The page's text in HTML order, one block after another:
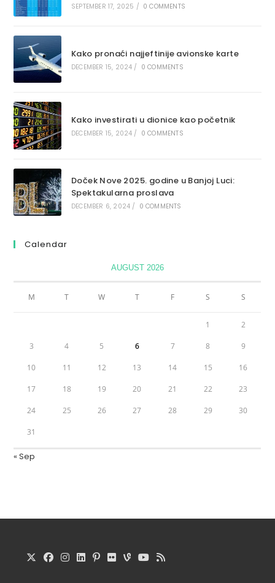
SEPTEMBER 17, 2025 / 0 COMMENTS
Kako pronaći najjeftinije avionske karte
DECEMBER 15, 2024 / 0 COMMENTS
Kako investirati u dionice kao početnik
DECEMBER 15, 2024 / 0 COMMENTS
Doček Nove 2025. godine u Banjoj Luci:
Spektakularna proslava
DECEMBER 6, 2024 / 0 COMMENTS
Calendar
AUGUST 2026
M T W T F S S
1 2
3 4 5 6 7 8 9
10 11 12 13 14 15 16
17 18 19 20 21 22 23
24 25 26 27 28 29 30
31
« Sep